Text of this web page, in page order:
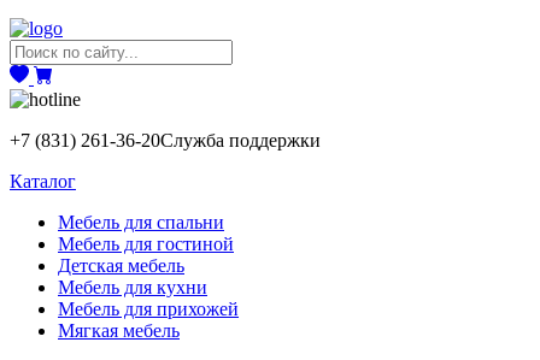
+7 (831) 261-36-20Служба поддержки
Каталог
Мебель для спальни
Мебель для гостиной
Детская мебель
Мебель для кухни
Мебель для прихожей
Мягкая мебель